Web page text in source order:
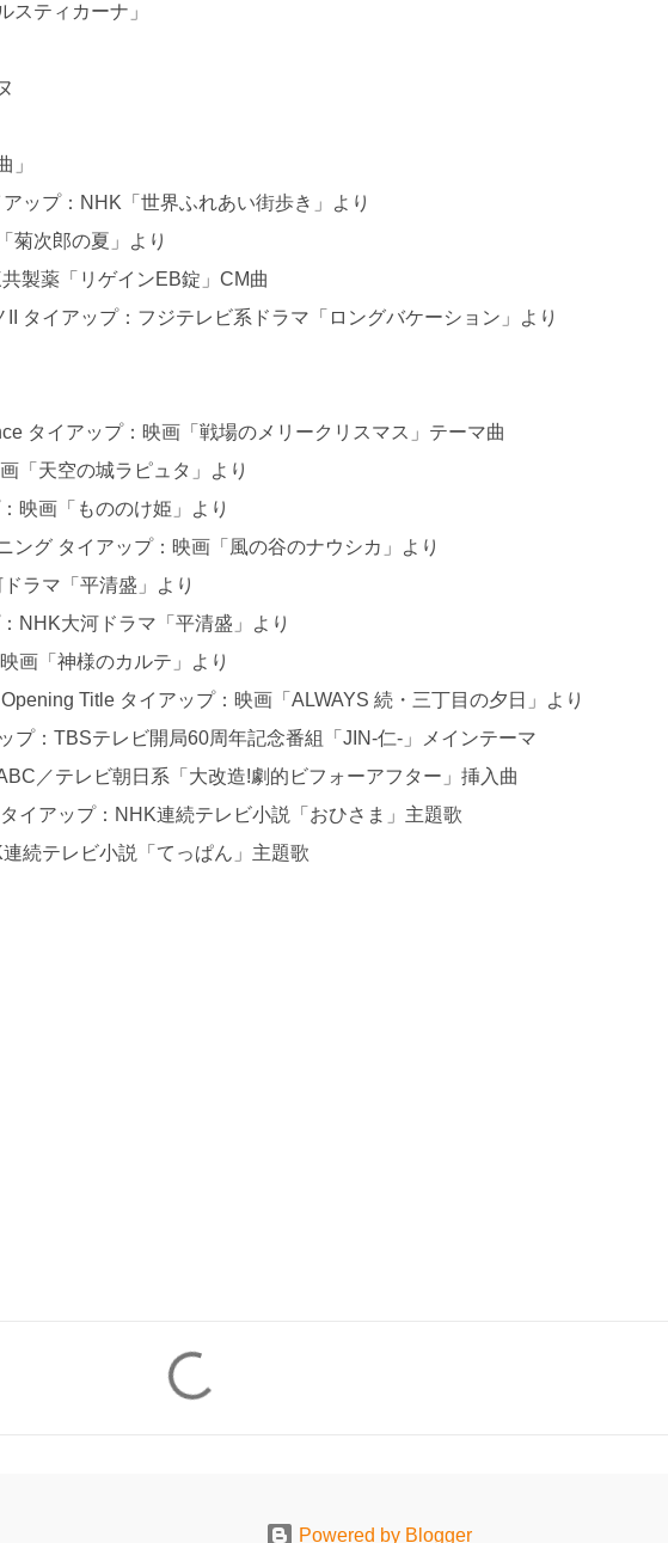
スティカーナ」
」
ップ：NHK「世界ふれあい街歩き」より
菊次郎の夏」より
製薬「リゲインEB錠」CM曲
タイアップ：フジテレビ系ドラマ「ロングバケーション」より
タイアップ：映画「戦場のメリークリスマス」テーマ曲
「天空の城ラピュタ」より
映画「もののけ姫」より
ング タイアップ：映画「風の谷のナウシカ」より
ラマ「平清盛」より
NHK大河ドラマ「平清盛」より
画「神様のカルテ」より
Title タイアップ：映画「ALWAYS 続・三丁目の夕日」より
プ：TBSテレビ開局60周年記念番組「JIN-仁-」メインテーマ
／テレビ朝日系「大改造!劇的ビフォーアフター」挿入曲
イアップ：NHK連続テレビ小説「おひさま」主題歌
続テレビ小説「てっぱん」主題歌
Powered by Blogger